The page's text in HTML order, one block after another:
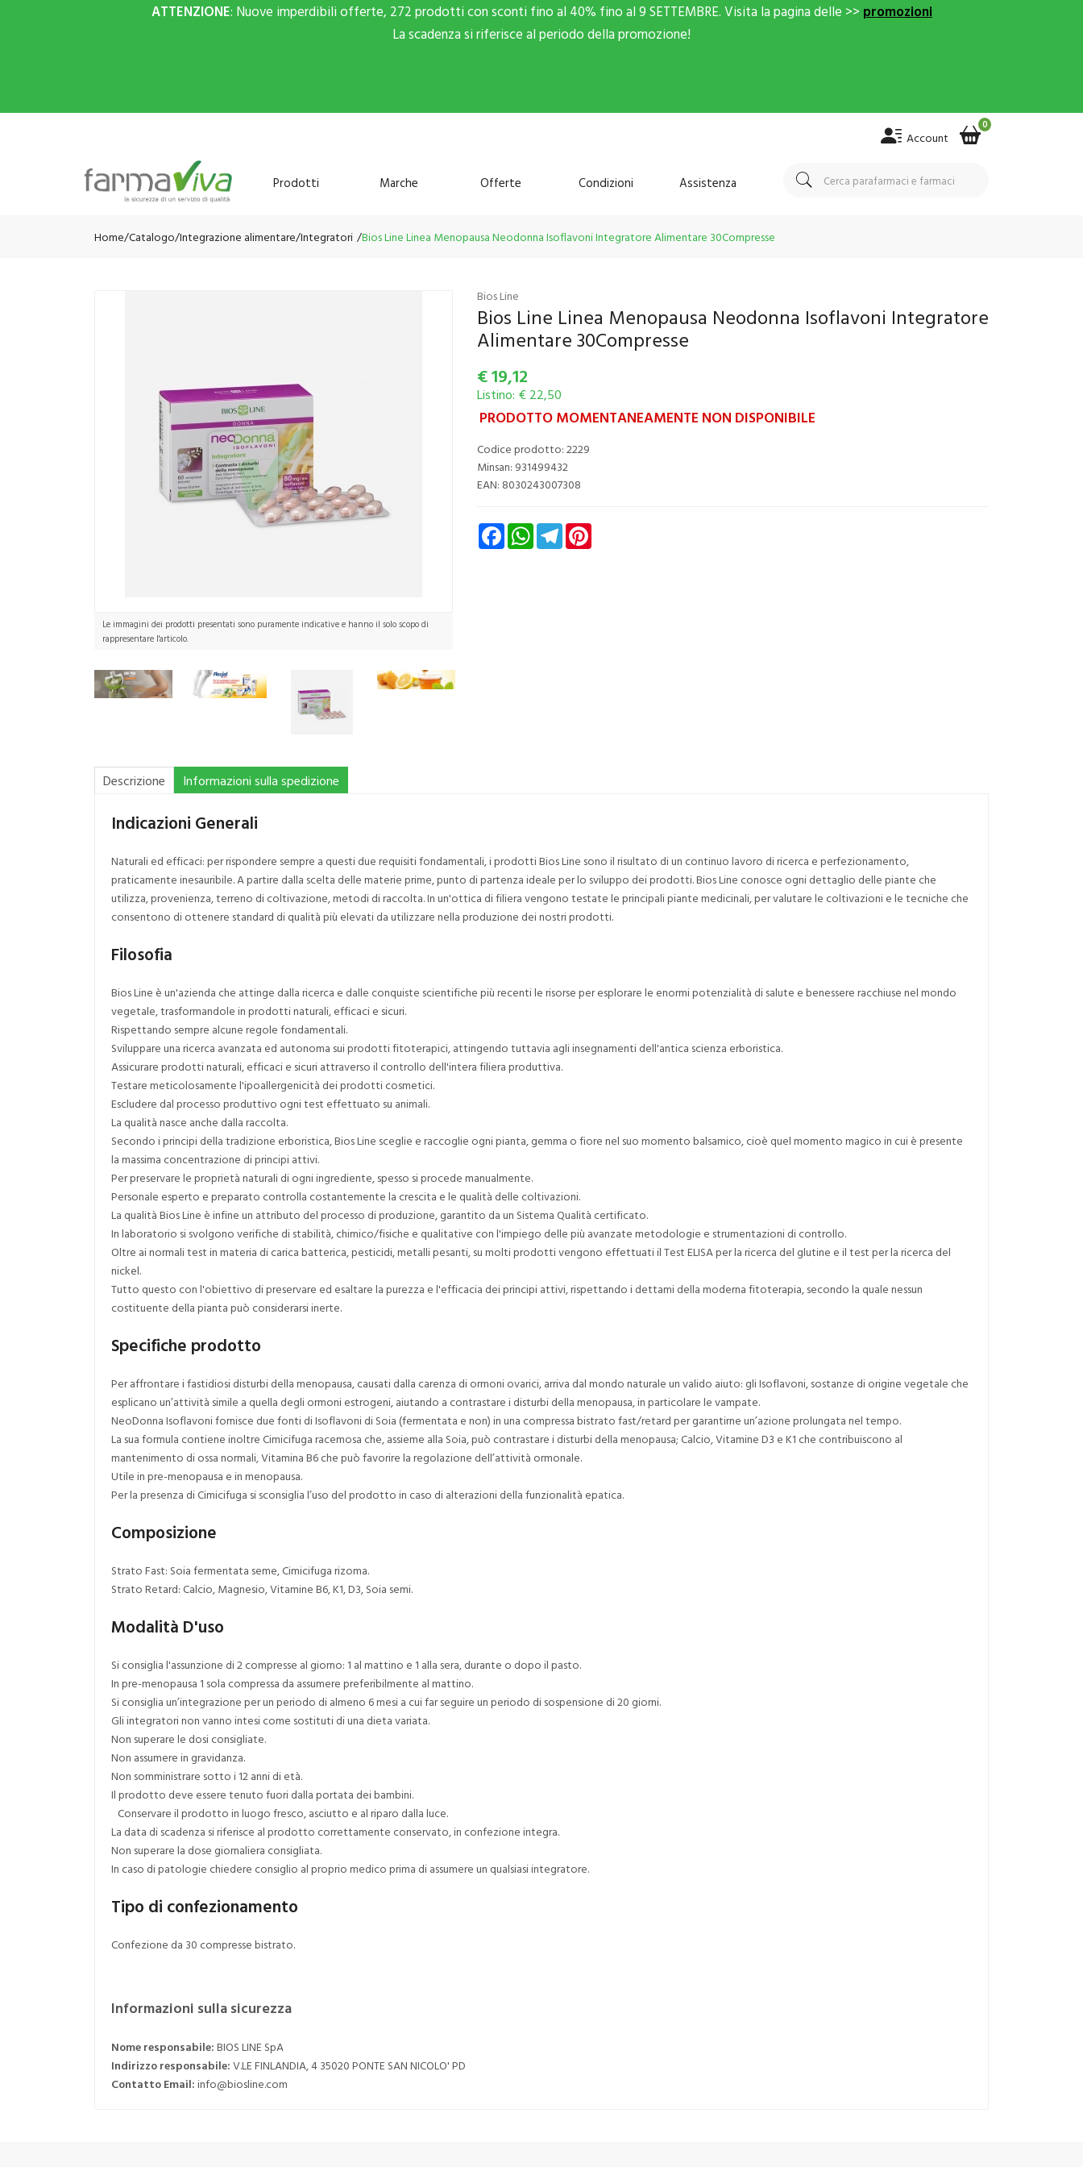
ATTENZIONE: Nuove imperdibili offerte, 272 prodotti con sconti fino al 40% fino al 9 SETTEMBRE. Visita la pagina delle >> promozioni
La scadenza si riferisce al periodo della promozione!
Account
0
Prodotti Marche Offerte Condizioni Assistenza
Home Catalogo/Integrazione alimentare/Integratori Bios Line Linea Menopausa Neodonna Isoflavoni Integratore Alimentare 30Compresse
Le immagini dei prodotti presentati sono puramente indicative e hanno il solo scopo di
rappresentare l'articolo.
Bios Line
Bios Line Linea Menopausa Neodonna Isoflavoni Integratore
Alimentare 30Compresse
€19,12
Listino: € 22,50
PRODOTTO MOMENTANEAMENTE NON DISPONIBILE
Codice prodotto: 2229
Minsan: 931499432
EAN: 8030243007308
FacebookWhatsAppTelegram
Descrizione Informazioni sulla spedizione
Indicazioni Generali
Naturali ed efficaci: per rispondere sempre a questi due requisiti fondamentali, i prodotti Bios Line sono il risultato di un continuo lavoro di ricerca e perfezionamento,
praticamente inesauribile. A partire dalla scelta delle materie prime, punto di partenza ideale per lo sviluppo dei prodotti. Bios Line conosce ogni dettaglio delle piante che
utilizza, provenienza, terreno di coltivazione, metodi di raccolta. In un'ottica di filiera vengono testate le principali piante medicinali, per valutare le coltivazioni e le tecniche che
consentono di ottenere standard di qualità più elevati da utilizzare nella produzione dei nostri prodotti.
Filosofia
Bios Line è un'azienda che attinge dalla ricerca e dalle conquiste scientifiche più recenti le risorse per esplorare le enormi potenzialità di salute e benessere racchiuse nel mondo
vegetale, trasformandole in prodotti naturali, efficaci e sicuri.
Rispettando sempre alcune regole fondamentali.
Sviluppare una ricerca avanzata ed autonoma sui prodotti fitoterapici, attingendo tuttavia agli insegnamenti dell'antica scienza erboristica.
Assicurare prodotti naturali, efficaci e sicuri attraverso il controllo dell'intera filiera produttiva.
Testare meticolosamente l'ipoallergenicità dei prodotti cosmetici.
Escludere dal processo produttivo ogni test effettuato su animali.
La qualità nasce anche dalla raccolta.
Secondo i principi della tradizione erboristica, Bios Line sceglie e raccoglie ogni pianta, gemma o fiore nel suo momento balsamico, cioè quel momento magico in cui è presente
la massima concentrazione di principi attivi.
Per preservare le proprietà naturali di ogni ingrediente, spesso si procede manualmente.
Personale esperto e preparato controlla costantemente la crescita e le qualità delle coltivazioni.
La qualità Bios Line è infine un attributo del processo di produzione, garantito da un Sistema Qualità certificato.
In laboratorio si svolgono verifiche di stabilità, chimico/fisiche e qualitative con l'impiego delle più avanzate metodologie e strumentazioni di controllo.
Oltre ai normali test in materia di carica batterica, pesticidi, metalli pesanti, su molti prodotti vengono effettuati il Test ELISA per la ricerca del glutine e il test per la ricerca del
nickel.
Tutto questo con l'obiettivo di preservare ed esaltare la purezza e l'efficacia dei principi attivi, rispettando i dettami della moderna fitoterapia, secondo la quale nessun
costituente della pianta può considerarsi inerte.
Specifiche prodotto
Per affrontare i fastidiosi disturbi della menopausa, causati dalla carenza di ormoni ovarici, arriva dal mondo naturale un valido aiuto: gli Isoflavoni, sostanze di origine vegetale che
esplicano un’attività simile a quella degli ormoni estrogeni, aiutando a contrastare i disturbi della menopausa, in particolare le vampate.
NeoDonna Isoflavoni fornisce due fonti di Isoflavoni di Soia (fermentata e non) in una compressa bistrato fast/retard per garantirne un’azione prolungata nel tempo.
La sua formula contiene inoltre Cimicifuga racemosa che, assieme alla Soia, può contrastare i disturbi della menopausa; Calcio, Vitamine D3 e K1 che contribuiscono al
mantenimento di ossa normali, Vitamina B6 che può favorire la regolazione dell’attività ormonale.
Utile in pre-menopausa e in menopausa.
Per la presenza di Cimicifuga si sconsiglia l’uso del prodotto in caso di alterazioni della funzionalità epatica.
Composizione
Strato Fast: Soia fermentata seme, Cimicifuga rizoma.
Strato Retard: Calcio, Magnesio, Vitamine B6, K1, D3, Soia semi.
Modalità D'uso
Si consiglia l'assunzione di 2 compresse al giorno: 1 al mattino e 1 alla sera, durante o dopo il pasto.
In pre-menopausa 1 sola compressa da assumere preferibilmente al mattino.
Si consiglia un’integrazione per un periodo di almeno 6 mesi a cui far seguire un periodo di sospensione di 20 giorni.
Gli integratori non vanno intesi come sostituti di una dieta variata.
Non superare le dosi consigliate.
Non assumere in gravidanza.
Non somministrare sotto i 12 anni di età.
Il prodotto deve essere tenuto fuori dalla portata dei bambini.
Conservare il prodotto in luogo fresco, asciutto e al riparo dalla luce.
La data di scadenza si riferisce al prodotto correttamente conservato, in confezione integra.
Non superare la dose giornaliera consigliata.
In caso di patologie chiedere consiglio al proprio medico prima di assumere un qualsiasi integratore.
Tipo di confezionamento
Confezione da 30 compresse bistrato.
Informazioni sulla sicurezza
Nome responsabile:BIOS LINE SpA
Indirizzo responsabile:V.LE FINLANDIA, 4 35020 PONTE SAN NICOLO' PD
Contatto Email:info@biosline.com